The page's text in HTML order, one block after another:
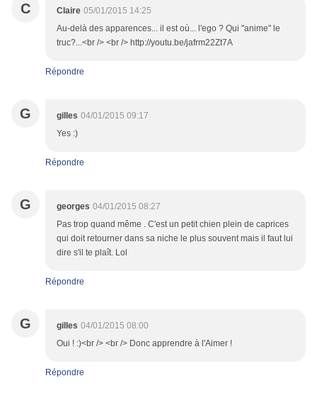
C Claire 05/01/2015 14:25
Au-delà des apparences... il est où... l'ego ? Qui "anime" le
truc?...<br /> <br /> http://youtu.be/jafrm22Zt7A
Répondre
G gilles 04/01/2015 09:17
Yes :)
Répondre
G georges 04/01/2015 08:27
Pas trop quand même . C'est un petit chien plein de caprices
qui doit retourner dans sa niche le plus souvent mais il faut lui
dire s'il te plaît. Lol
Répondre
G gilles 04/01/2015 08:00
Oui ! :)<br /> <br /> Donc apprendre à l'Aimer !
Répondre